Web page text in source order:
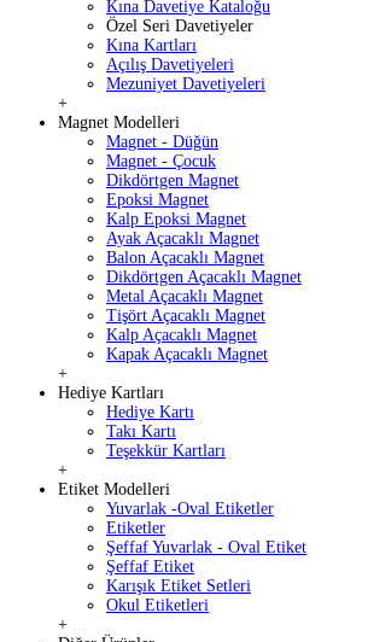
Kına Davetiye Kataloğu
Özel Seri Davetiyeler
Kına Kartları
Açılış Davetiyeleri
Mezuniyet Davetiyeleri
+
Magnet Modelleri
Magnet - Düğün
Magnet - Çocuk
Dikdörtgen Magnet
Epoksi Magnet
Kalp Epoksi Magnet
Ayak Açacaklı Magnet
Balon Açacaklı Magnet
Dikdörtgen Açacaklı Magnet
Metal Açacaklı Magnet
Tişört Açacaklı Magnet
Kalp Açacaklı Magnet
Kapak Açacaklı Magnet
+
Hediye Kartları
Hediye Kartı
Takı Kartı
Teşekkür Kartları
+
Etiket Modelleri
Yuvarlak -Oval Etiketler
Etiketler
Şeffaf Yuvarlak - Oval Etiket
Şeffaf Etiket
Karışık Etiket Setleri
Okul Etiketleri
+